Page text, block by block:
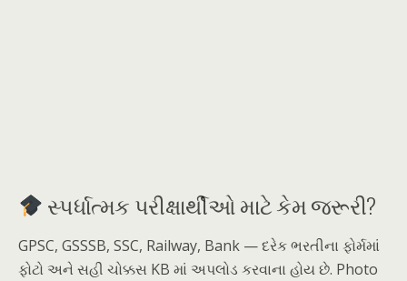
સ્પર્ધાત્મક પરીક્ષાર્થીઓ માટે કેમ જરૂરી?
GPSC, GSSSB, SSC, Railway, Bank — દરેક ભરતીના ફોર્મમાં
ફોટો અને સહી ચોક્કસ KB માં અપલોડ કરવાના હોય છે. Photo